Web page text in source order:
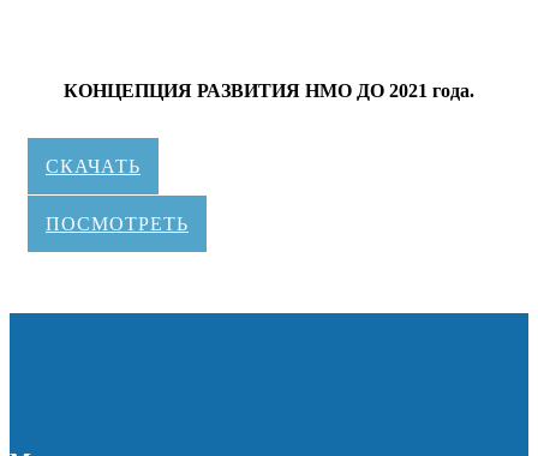
КОНЦЕПЦИЯ РАЗВИТИЯ НМО ДО 2021 года.
СКАЧАТЬ
ПОСМОТРЕТЬ